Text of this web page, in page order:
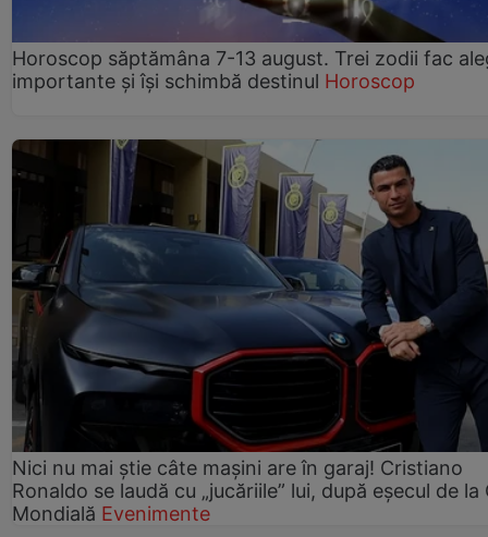
Horoscop săptămâna 7-13 august. Trei zodii fac
importante și își schimbă destinul Horoscop
Nici nu mai știe câte mașini are în garaj! Cristiano
Ronaldo se laudă cu „jucăriile” lui, după eșecul de la
Mondială Evenimente